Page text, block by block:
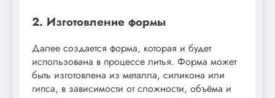
2. Изготовление формы
Далее создается форма, которая и будет
использована в процессе литья. Форма может
быть изготовлена из металла, силикона или
гипса, в зависимости от сложности, объёма и